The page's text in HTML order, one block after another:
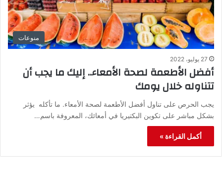
منوعات
27 يوليو، 2022
أفضل الأطعمة لصحة الأمعاء.. إليك ما يجب أن
تتناوله خلال يومك
يجب الحرص على تناول أفضل الأطعمة لصحة الأمعاء. ما تأكله يؤثر
بشكل مباشر على تكوين البكتيريا في أمعائك، المعروفة باسم…
أكمل القراءة »